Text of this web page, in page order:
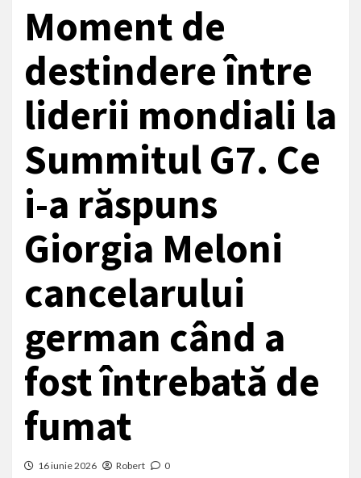
Moment de
destindere între
liderii mondiali la
Summitul G7. Ce
i-a răspuns
Giorgia Meloni
cancelarului
german când a
fost întrebată de
fumat
16 iunie 2026 Robert 0